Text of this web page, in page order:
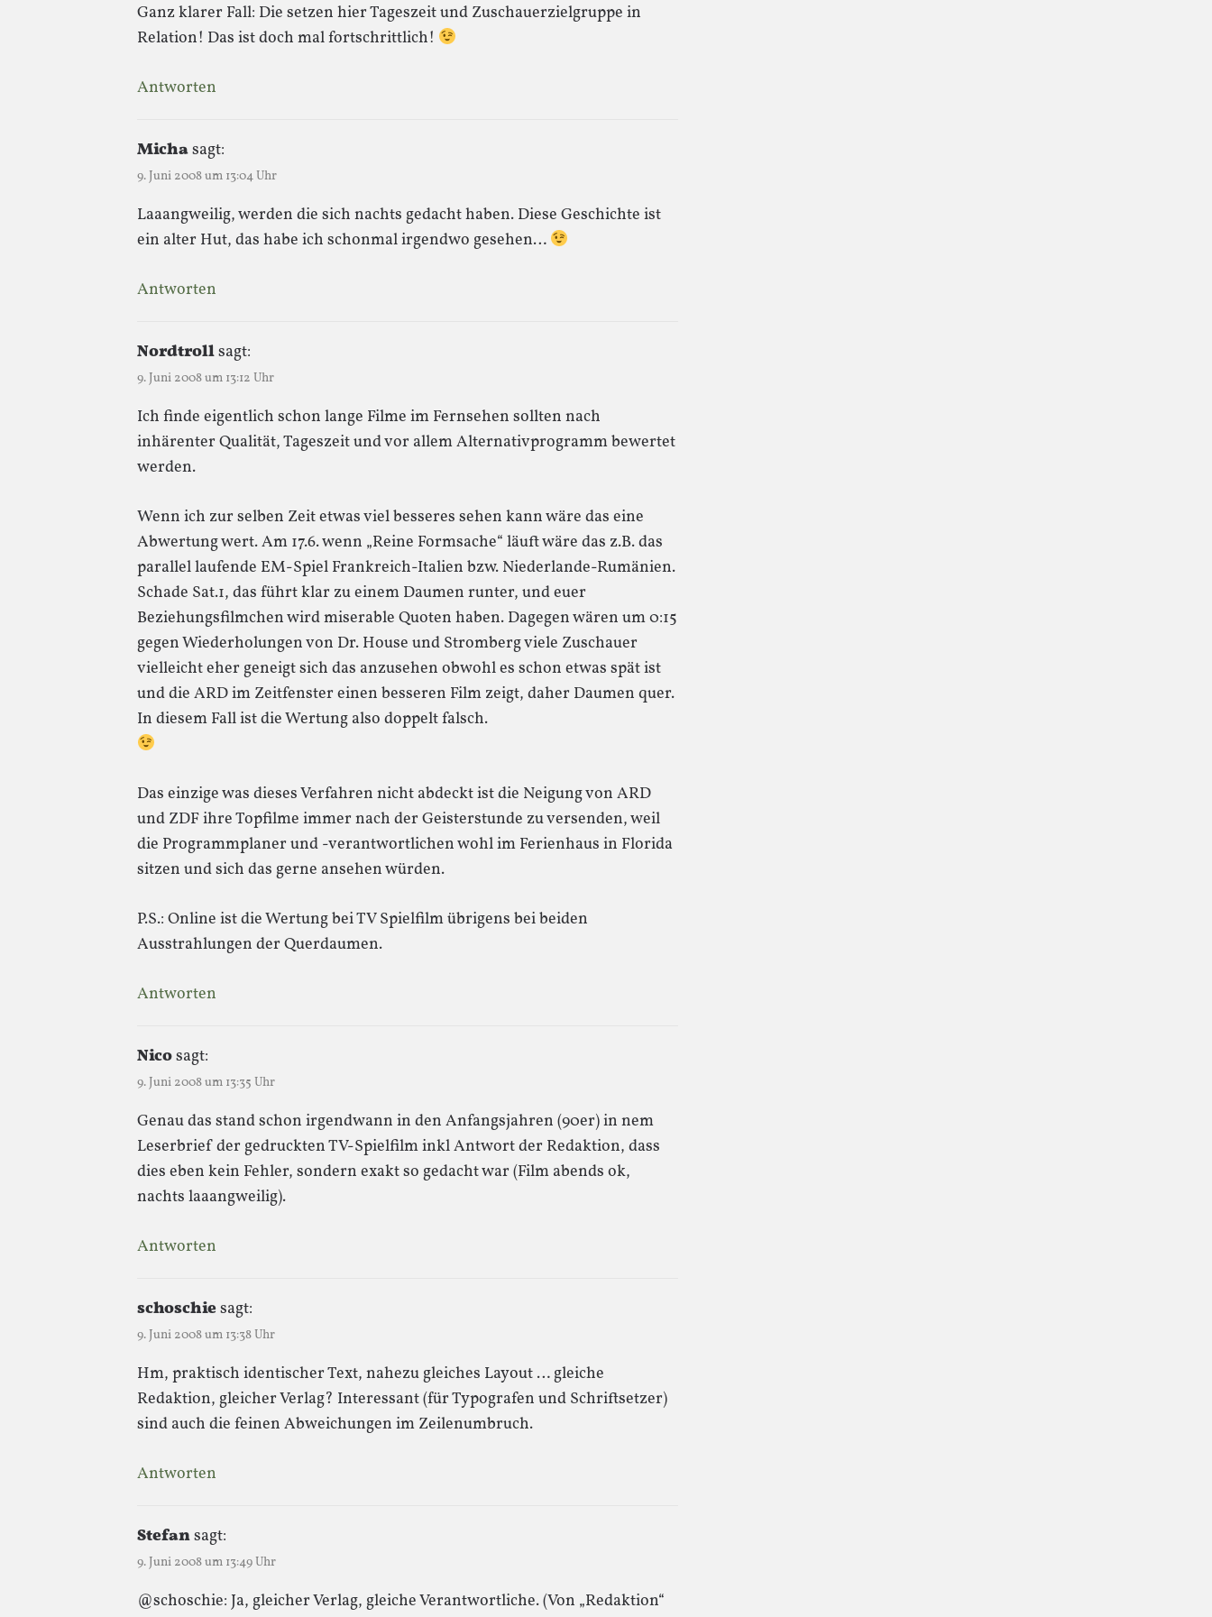
Ganz klarer Fall: Die setzen hier Tageszeit und Zuschauerzielgruppe in
Relation! Das ist doch mal fortschrittlich!
Antworten
Michasagt:
9. Juni 2008 um 13:04 Uhr
Laaangweilig, werden die sich nachts gedacht haben. Diese Geschichte ist
ein alter Hut, das habe ich schonmal irgendwo gesehen…
Antworten
Nordtrollsagt:
9. Juni 2008 um 13:12 Uhr
Ich finde eigentlich schon lange Filme im Fernsehen sollten nach
inhärenter Qualität, Tageszeit und vor allem Alternativprogramm bewertet
werden.
Wenn ich zur selben Zeit etwas viel besseres sehen kann wäre das eine
Abwertung wert. Am 17.6. wenn „Reine Formsache“ läuft wäre das z.B. das
parallel laufende EM-Spiel Frankreich-Italien bzw. Niederlande-Rumänien.
Schade Sat.1, das führt klar zu einem Daumen runter, und euer
Beziehungsfilmchen wird miserable Quoten haben. Dagegen wären um 0:15
gegen Wiederholungen von Dr. House und Stromberg viele Zuschauer
vielleicht eher geneigt sich das anzusehen obwohl es schon etwas spät ist
und die ARD im Zeitfenster einen besseren Film zeigt, daher Daumen quer.
In diesem Fall ist die Wertung also doppelt falsch.
Das einzige was dieses Verfahren nicht abdeckt ist die Neigung von ARD
und ZDF ihre Topfilme immer nach der Geisterstunde zu versenden, weil
die Programmplaner und -verantwortlichen wohl im Ferienhaus in Florida
sitzen und sich das gerne ansehen würden.
P.S.: Online ist die Wertung bei TV Spielfilm übrigens bei beiden
Ausstrahlungen der Querdaumen.
Antworten
Nicosagt:
9. Juni 2008 um 13:35 Uhr
Genau das stand schon irgendwann in den Anfangsjahren (90er) in nem
Leserbrief der gedruckten TV-Spielfilm inkl Antwort der Redaktion, dass
dies eben kein Fehler, sondern exakt so gedacht war (Film abends ok,
nachts laaangweilig).
Antworten
schoschiesagt:
9. Juni 2008 um 13:38 Uhr
Hm, praktisch identischer Text, nahezu gleiches Layout … gleiche
Redaktion, gleicher Verlag? Interessant (für Typografen und Schriftsetzer)
sind auch die feinen Abweichungen im Zeilenumbruch.
Antworten
Stefansagt:
9. Juni 2008 um 13:49 Uhr
@schoschie: Ja, gleicher Verlag, gleiche Verantwortliche. (Von „Redaktion“